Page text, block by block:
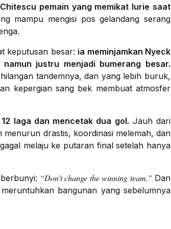
pemain yang memikat Iurie saat
mampu mengisi pos gelandang serang
keputusan besar: ia meminjamkan Nyeck
justru menjadi bumerang besar.
tandemnya, dan yang lebih buruk,
kepergian sang bek membuat atmosfer
laga dan mencetak dua gol. Jauh dari
drastis, koordinasi melemah, dan
melaju ke putaran final setelah hanya
“Don’t change the winning team.” Dan
bangunan yang sebelumnya